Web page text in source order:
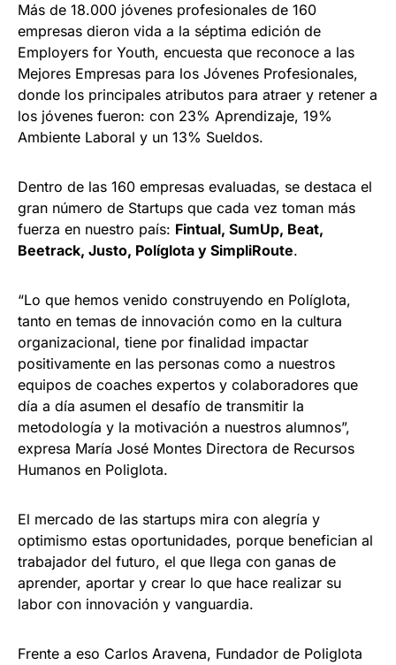
Más de 18.000 jóvenes profesionales de 160
empresas dieron vida a la séptima edición de
Employers for Youth, encuesta que reconoce a las
Mejores Empresas para los Jóvenes Profesionales,
donde los principales atributos para atraer y retener a
los jóvenes fueron: con 23% Aprendizaje, 19%
Ambiente Laboral y un 13% Sueldos.
Dentro de las 160 empresas evaluadas, se destaca el
gran número de Startups que cada vez toman más
fuerza en nuestro país: Fintual, SumUp, Beat,
Beetrack, Justo, Políglota y SimpliRoute.
“Lo que hemos venido construyendo en Políglota,
tanto en temas de innovación como en la cultura
organizacional, tiene por finalidad impactar
positivamente en las personas como a nuestros
equipos de coaches expertos y colaboradores que
día a día asumen el desafío de transmitir la
metodología y la motivación a nuestros alumnos”,
expresa María José Montes Directora de Recursos
Humanos en Poliglota.
El mercado de las startups mira con alegría y
optimismo estas oportunidades, porque benefician al
trabajador del futuro, el que llega con ganas de
aprender, aportar y crear lo que hace realizar su
labor con innovación y vanguardia.
Frente a eso Carlos Aravena, Fundador de Poliglota